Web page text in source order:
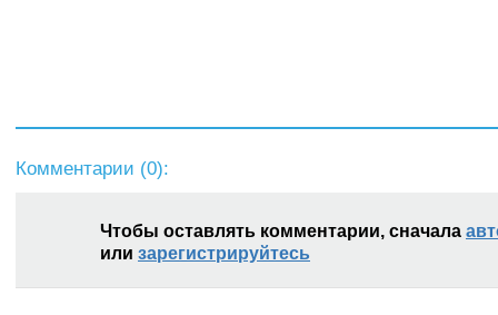
Комментарии (0):
Чтобы оставлять комментарии, сначала
или зарегистрируйтесь